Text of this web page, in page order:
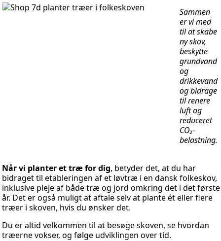
Sammen
er vi med
til at skabe
ny skov,
beskytte
grundvand
og
drikkevand
og bidrage
til renere
luft og
reduceret
CO₂-
belastning.
Når vi planter et træ for dig, betyder det, at du har
bidraget til etableringen af et løvtræ i en dansk folkeskov,
inklusive pleje af både træ og jord omkring det i det første
år. Det er også muligt at aftale selv at plante ét eller flere
træer i skoven, hvis du ønsker det.
Du er altid velkommen til at besøge skoven, se hvordan
træerne vokser, og følge udviklingen over tid.